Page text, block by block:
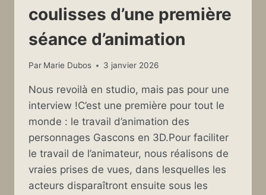
coulisses d’une première
séance d’animation
Par Marie Dubos 3 janvier 2026
Nous revoilà en studio, mais pas pour une
interview !C’est une première pour tout le
monde : le travail d’animation des
personnages Gascons en 3D.Pour faciliter
le travail de l’animateur, nous réalisons de
vraies prises de vues, dans lesquelles les
acteurs disparaîtront ensuite sous les